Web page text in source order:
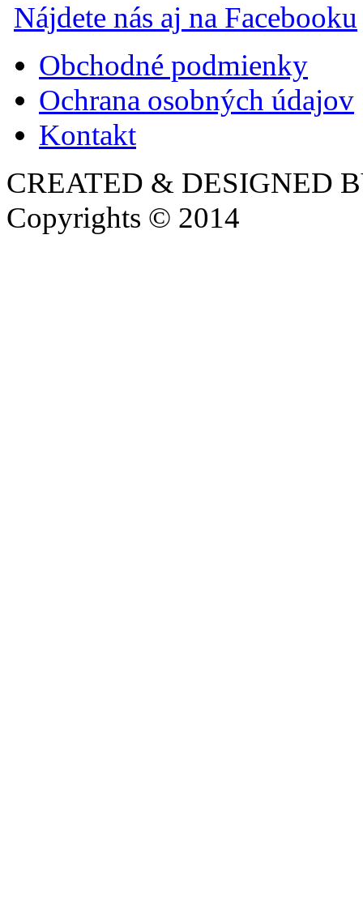
Nájdete nás aj na Facebooku
Obchodné podmienky
Ochrana osobných údajov
Kontakt
CREATED & DESIGNED
Copyrights © 2014